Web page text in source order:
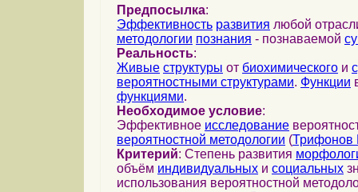
Предпосылка:
Эффективность развития любой
методологии познания - познаваемой
Реальность:
Живые структуры от биохимического и
вероятностными структурами. Функции
функциями.
Необходимое условие:
Эффективное исследование
вероятностной методологии (Трифонов
Критерий: Степень развития
объём индивидуальных и социальных
использования вероятностной